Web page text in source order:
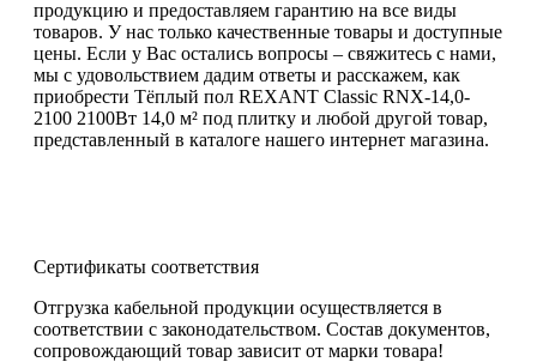
продукцию и предоставляем гарантию на все виды
товаров. У нас только качественные товары и доступные
цены. Если у Вас остались вопросы – свяжитесь с нами,
мы с удовольствием дадим ответы и расскажем, как
приобрести Тёплый пол REXANT Classic RNX-14,0-
2100 2100Вт 14,0 м² под плитку и любой другой товар,
представленный в каталоге нашего интернет магазина.
Сертификаты соответствия
Отгрузка кабельной продукции осуществляется в
соответствии с законодательством. Состав документов,
сопровождающий товар зависит от марки товара!